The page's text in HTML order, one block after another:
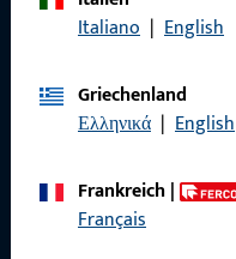
Italiano | English
Griechenland
Ελληνικά | English
Frankreich|
Français